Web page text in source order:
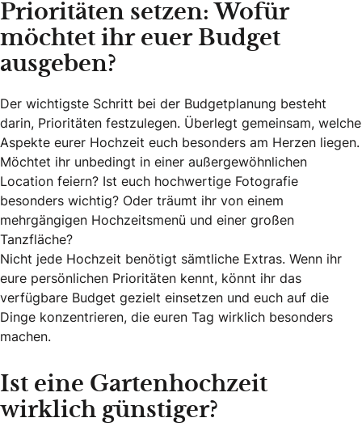
Prioritäten setzen: Wofür
möchtet ihr euer Budget
ausgeben?
Der wichtigste Schritt bei der Budgetplanung besteht
darin, Prioritäten festzulegen. Überlegt gemeinsam, welche
Aspekte eurer Hochzeit euch besonders am Herzen liegen.
Möchtet ihr unbedingt in einer außergewöhnlichen
Location feiern? Ist euch hochwertige Fotografie
besonders wichtig? Oder träumt ihr von einem
mehrgängigen Hochzeitsmenü und einer großen
Tanzfläche?
Nicht jede Hochzeit benötigt sämtliche Extras. Wenn ihr
eure persönlichen Prioritäten kennt, könnt ihr das
verfügbare Budget gezielt einsetzen und euch auf die
Dinge konzentrieren, die euren Tag wirklich besonders
machen.
Ist eine Gartenhochzeit
wirklich günstiger?